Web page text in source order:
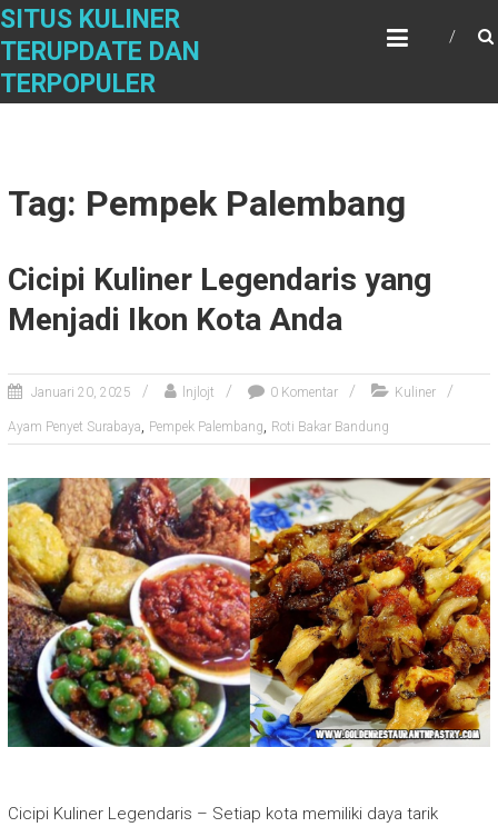
Skip
content
SITUS KULINER
TERUPDATE DAN
TERPOPULER
Tag: Pempek Palembang
Cicipi Kuliner Legendaris yang
Menjadi Ikon Kota Anda
Januari 20, 2025 lnjlojt 0 Komentar Kuliner
Ayam Penyet Surabaya, Pempek Palembang, Roti Bakar Bandung
Cicipi Kuliner Legendaris – Setiap kota memiliki daya tarik